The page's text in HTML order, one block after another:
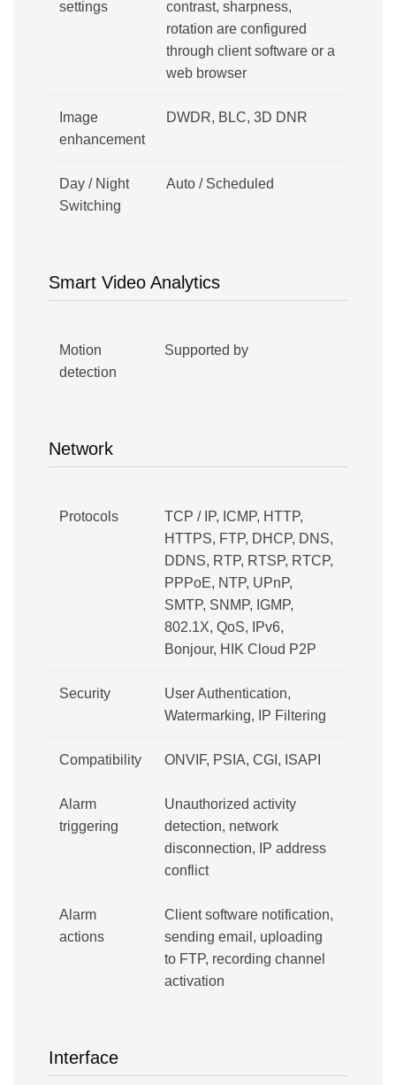
settings
contrast, sharpness,
rotation are configured
through client software or a
web browser
Image
enhancement
DWDR, BLC, 3D DNR
Day / Night
Switching
Auto / Scheduled
Smart Video Analytics
Motion
detection
Supported by
Network
Protocols
TCP / IP, ICMP, HTTP,
HTTPS, FTP, DHCP, DNS,
DDNS, RTP, RTSP, RTCP,
PPPoE, NTP, UPnP,
SMTP, SNMP, IGMP,
802.1X, QoS, IPv6,
Bonjour, HIK Cloud P2P
Security
User Authentication,
Watermarking, IP Filtering
Compatibility ONVIF, PSIA, CGI, ISAPI
Alarm
triggering
Unauthorized activity
detection, network
disconnection, IP address
conflict
Alarm
actions
Client software notification,
sending email, uploading
to FTP, recording channel
activation
Interface